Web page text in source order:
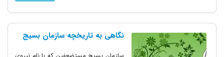
نگاهی به تاریخچه سازمان بسیج